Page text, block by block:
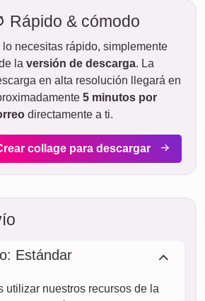
y vista previa de
promesas de entrega. Con
entrega, puedes ver en todo
tu producto si realizas el
prioritario, tu fotocollage podría
de las 8 de la mañana). Pero
tu collage, dependiendo del
asegurado contra daños
pérdida.